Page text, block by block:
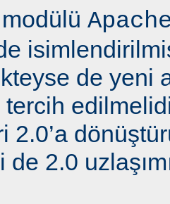
modülü
de yeni
tercih
2.0’a
de 2.0